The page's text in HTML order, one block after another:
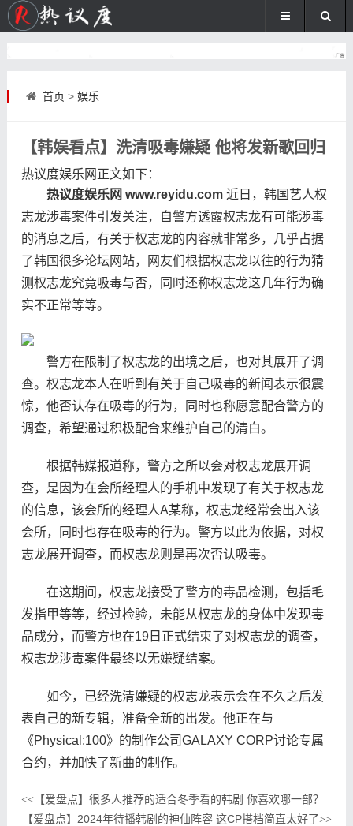
首页 > 娱乐
【韩娱看点】洗清吸毒嫌疑 他将发新歌回归
热议度娱乐网 正文如下：
热议度娱乐网 www.reyidu.com近日，韩国艺人权
志龙涉毒案件引发关注，自警方透露权志龙有可能涉毒
的消息之后，有关于权志龙的内容就非常多，几乎占据
了韩国很多论坛网站，网友们根据权志龙以往的行为猜
测权志龙究竟吸毒与否，同时还称权志龙这几年行为确
实不正常等等。
警方在限制了权志龙的出境之后，也对其展开了调
查。权志龙本人在听到有关于自己吸毒的新闻表示很震
惊，他否认存在吸毒的行为，同时也称愿意配合警方的
调查，希望通过积极配合来维护自己的清白。
根据韩媒报道称，警方之所以会对权志龙展开调
查，是因为在会所经理人的手机中发现了有关于权志龙
的信息，该会所的经理人A某称，权志龙经常会出入该
会所，同时也存在吸毒的行为。警方以此为依据，对权
志龙展开调查，而权志龙则是再次否认吸毒。
在这期间，权志龙接受了警方的毒品检测，包括毛
发指甲等等，经过检验，未能从权志龙的身体中发现毒
品成分，而警方也在19日正式结束了对权志龙的调查，
权志龙涉毒案件最终以无嫌疑结案。
如今，已经洗清嫌疑的权志龙表示会在不久之后发
表自己的新专辑，准备全新的出发。他正在与
《Physical:100》的制作公司GALAXY CORP讨论专属
合约，并加快了新曲的制作。
<<【爱盘点】很多人推荐的适合冬季看的韩剧 你喜欢哪一部？
【爱盘点】2024年待播韩剧的神仙阵容 这CP搭档简直太好了>>